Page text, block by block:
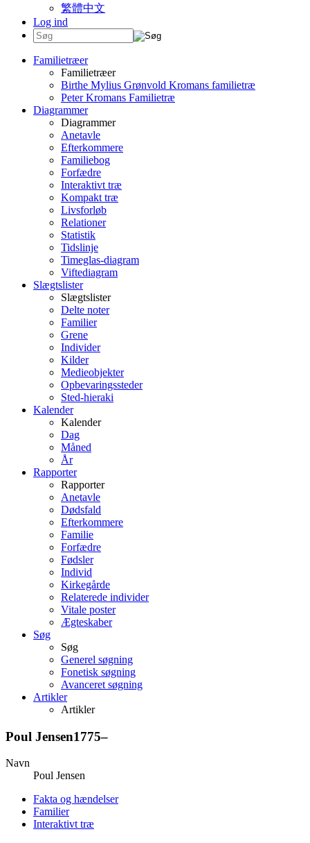
繁體中文
Log ind
Familietræer
Familietræer
Birthe Mylius Grønvold Kromans familietræ
Peter Kromans Familietræ
Diagrammer
Diagrammer
Anetavle
Efterkommere
Familiebog
Forfædre
Interaktivt træ
Kompakt træ
Livsforløb
Relationer
Statistik
Tidslinje
Timeglas-diagram
Viftediagram
Slægtslister
Slægtslister
Delte noter
Familier
Grene
Individer
Kilder
Medieobjekter
Opbevaringssteder
Sted-hieraki
Kalender
Kalender
Dag
Måned
År
Rapporter
Rapporter
Anetavle
Dødsfald
Efterkommere
Familie
Forfædre
Fødsler
Individ
Kirkegårde
Relaterede individer
Vitale poster
Ægteskaber
Søg
Søg
Generel søgning
Fonetisk søgning
Avanceret søgning
Artikler
Artikler
Poul Jensen1775–
Navn
Poul Jensen
Fakta og hændelser
Familier
Interaktivt træ